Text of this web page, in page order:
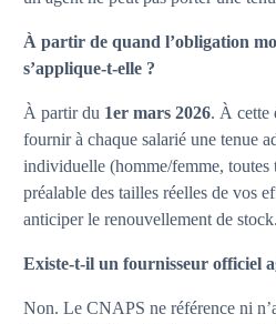
À partir de quand l’obligation
s’applique-t-elle ?
À partir du 1er mars 2026. À cette
fournir à chaque salarié une tenue
individuelle (homme/femme,
préalable des tailles réelles de vos
anticiper le renouvellement de stock.
Existe-t-il un fournisseur officiel
Non. Le CNAPS ne référence ni